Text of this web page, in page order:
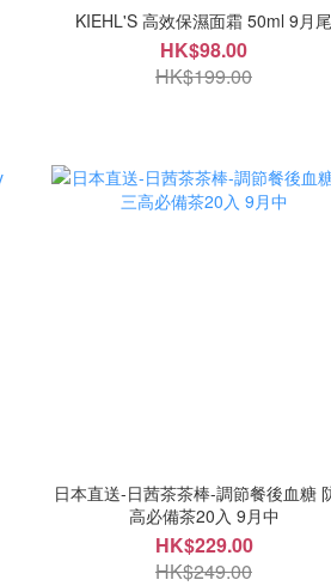
KIEHL'S 高效保濕面霜 50ml 9月尾
HK$98.00
HK$199.00
日本直送-日茜茶茶棒-調節餐後血糖
高必備茶20入 9月中
HK$229.00
HK$249.00